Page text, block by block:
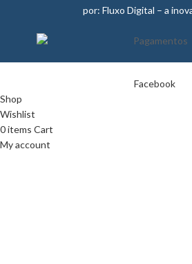
por: Fluxo Digital – a
Facebook
Shop
Wishlist
0items Cart
My account